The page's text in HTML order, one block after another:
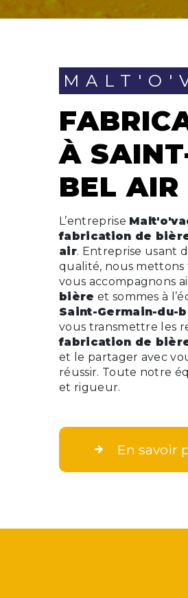
FABRICATION DE BIÈRE
À
BEL AIR
L’entreprise
fabrication de
air. Entreprise usant
qualité, nous mettons
vous accompagnons
bière et sommes à
Saint-Germain-du-
vous transmettre les
fabrication de
et le partager avec
réussir. Toute notre
et rigueur.
En savoir